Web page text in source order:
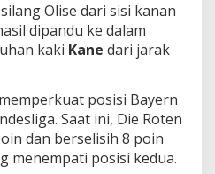
Olise dari sisi kanan
dipandu ke dalam
kaki Kane dari jarak
posisi Bayern
Saat ini, Die Roten
dan berselisih 8 poin
menempati posisi kedua.